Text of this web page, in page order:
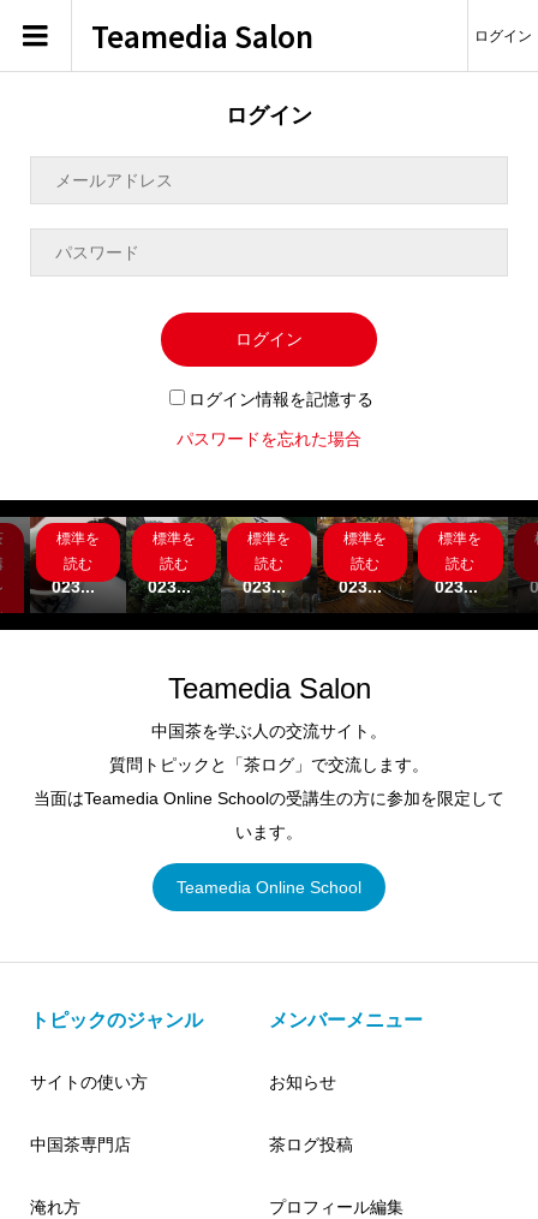
Teamedia Salon ログイン
ログイン
ログイン
ログイン情報を記憶する
パスワードを忘れた場合
標準を
読む
標準を
読む2
023...
標準を
読む
標準を
読む2
023...
標準を
読む
標準を
読む2
023...
標準を
読む
標準を
読む2
023...
標準を
読む
標準を
読む2
023...
Teamedia Salon
中国茶を学ぶ人の交流サイト。
質問トピックと「茶ログ」で交流します。
当面はTeamedia Online Schoolの受講生の方に参加を限定して
います。
Teamedia Online School
トピックのジャンル
サイトの使い方
中国茶専門店
淹れ方
メンバーメニュー
お知らせ
茶ログ投稿
プロフィール編集